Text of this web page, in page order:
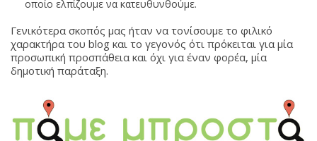
οποίο ελπίζουμε να κατευθυνθούμε.
Γενικότερα σκοπός μας ήταν να τονίσουμε το φιλικό
χαρακτήρα του blog και το γεγονός ότι πρόκειται για μία
προσωπική προσπάθεια και όχι για έναν φορέα, μία
δημοτική παράταξη.